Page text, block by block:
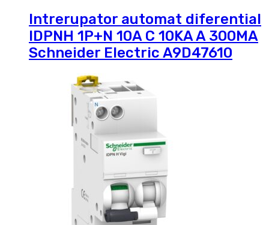
Intrerupator automat diferential
IDPNH 1P+N 10A C 10KA A 300MA
Schneider Electric A9D47610